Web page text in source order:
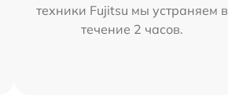
техники Fujitsu мы устраняем в
течение 2 часов.